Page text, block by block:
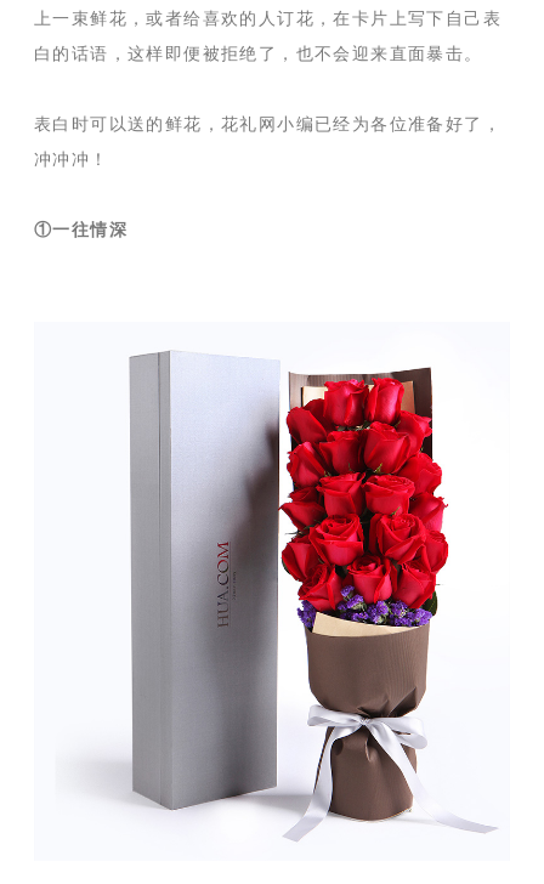
上一束鲜花，或者给喜欢的人订花，在卡片上写下自己表
白的话语，这样即便被拒绝了，也不会迎来直面暴击。
表白时可以送的鲜花，花礼网小编已经为各位准备好了，
冲冲冲！
①一往情深